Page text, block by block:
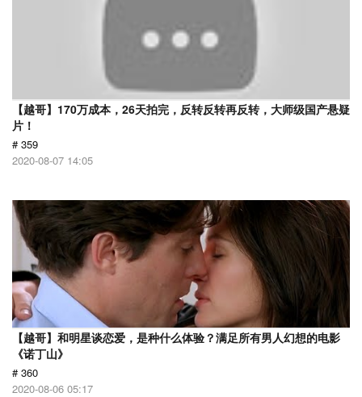
【越哥】170万成本，26天拍完，反转反转再反转，大师级国产悬疑
片！
# 359
2020-08-07 14:05
【越哥】和明星谈恋爱，是种什么体验？满足所有男人幻想的电影
《诺丁山》
# 360
2020-08-06 05:17